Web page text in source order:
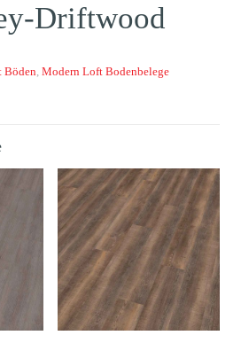
Driftwood
Böden, Modern Loft Bodenbelege